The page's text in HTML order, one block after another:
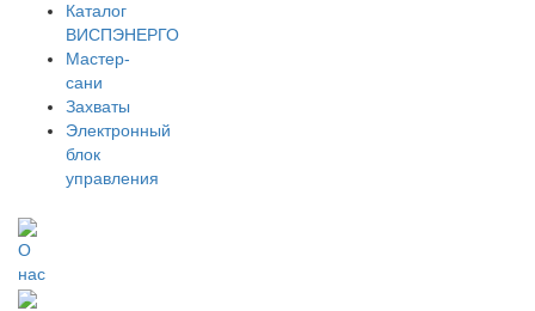
Каталог
ВИСПЭНЕРГО
Мастер-
сани
Захваты
Электронный
блок
управления
О
нас